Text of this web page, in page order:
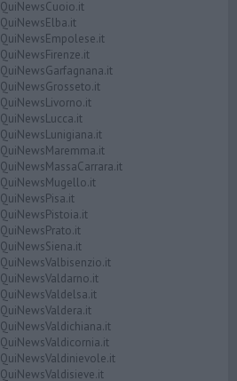
QuiNewsCuoio.it
QuiNewsElba.it
QuiNewsEmpolese.it
QuiNewsFirenze.it
QuiNewsGarfagnana.it
QuiNewsGrosseto.it
QuiNewsLivorno.it
QuiNewsLucca.it
QuiNewsLunigiana.it
QuiNewsMaremma.it
QuiNewsMassaCarrara.it
QuiNewsMugello.it
QuiNewsPisa.it
QuiNewsPistoia.it
QuiNewsPrato.it
QuiNewsSiena.it
QuiNewsValbisenzio.it
QuiNewsValdarno.it
QuiNewsValdelsa.it
QuiNewsValdera.it
QuiNewsValdichiana.it
QuiNewsValdicornia.it
QuiNewsValdinievole.it
QuiNewsValdisieve.it